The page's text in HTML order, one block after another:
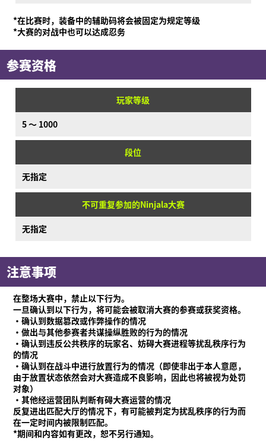
*在比赛时，装备中的辅助码将会被固定为规定等级
*大赛的对战中也可以达成忍务
参赛资格
玩家等级
5 ～ 1000
段位
无指定
不可重复参加的Ninjala大赛
无指定
注意事项
在整场大赛中，禁止以下行为。
一旦确认到以下行为，将可能会被取消大赛的参赛或获奖资格。
·确认到数据篡改或作弊操作的情况
·做出与其他参赛者共谋操纵胜败的行为的情况
·确认到违反公共秩序的玩家名、妨碍大赛进程等扰乱秩序行为
的情况
·确认到在战斗中进行放置行为的情况（即使非出于本人意愿，
由于放置状态依然会对大赛造成不良影响，因此也将被视为处罚
对象）
·其他经运营团队判断有碍大赛运营的情况
反复进出匹配大厅的情况下，有可能被判定为扰乱秩序的行为而
在一定时间内被限制匹配。
*期间和内容如有更改，恕不另行通知。